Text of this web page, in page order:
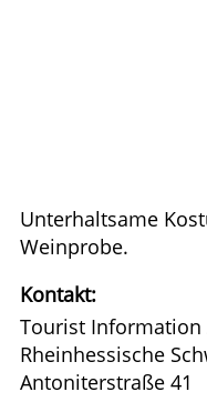
Unterhaltsame
Weinprobe.
Kontakt:
Tourist Information
Rheinhessische
Antoniterstraße 41